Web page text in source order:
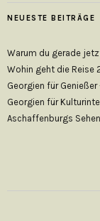
NEUESTE BEITRÄGE
Warum du gerade
Wohin geht die Reise
Georgien für
Georgien für
Aschaffenburgs